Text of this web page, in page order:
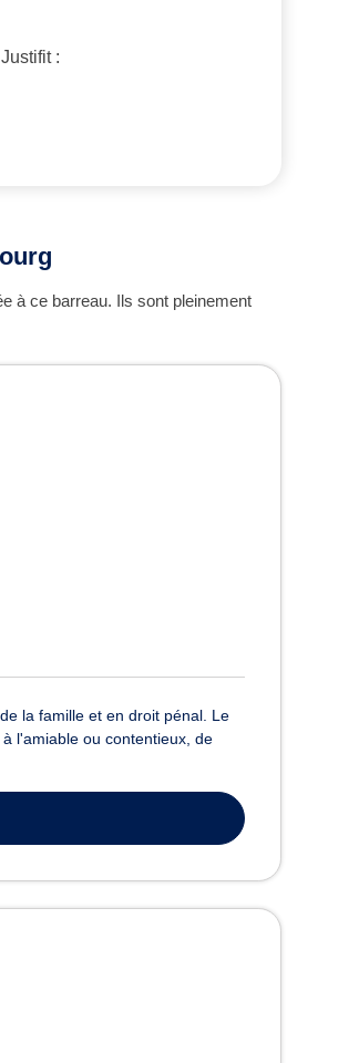
:
à ce barreau. Ils sont pleinement
la famille et en droit pénal. Le
l'amiable ou contentieux, de